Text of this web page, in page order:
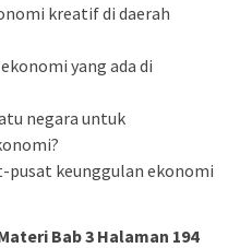
kreatif di daerah
yang ada di
negara untuk
pusat keunggulan ekonomi
Bab 3 Halaman 194